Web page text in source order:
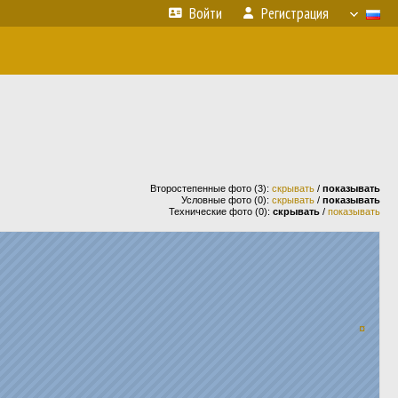
Войти Регистрация
Второстепенные фото (3): скрывать / показывать
Условные фото (0): скрывать / показывать
Технические фото (0): скрывать / показывать
¤